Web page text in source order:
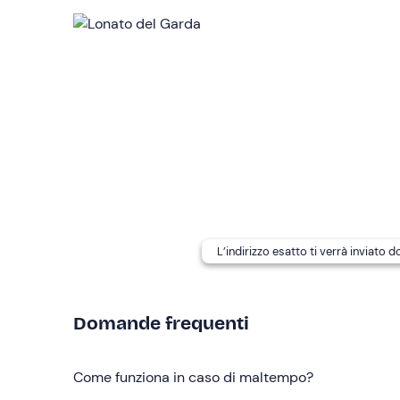
In loco è presente uno spogliatoio comune
Prodotti per l’igiene personale
L’indirizzo esatto ti verrà inviato
Domande frequenti
Come funziona in caso di maltempo?